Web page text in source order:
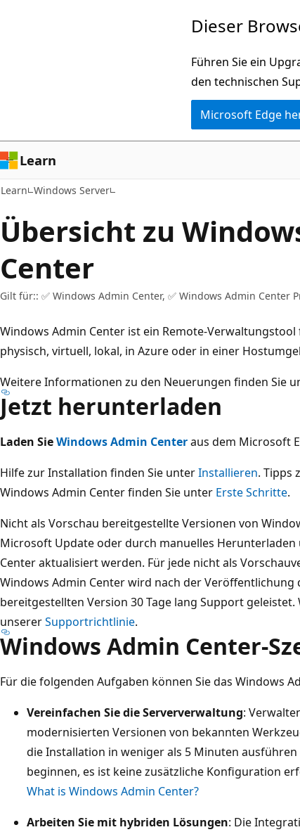
Dieser
Führen Sie ein
den technischen
Microsoft Edge
Learn
Learn Windows Server
Übersicht zu
Center
Gilt für:: ✅ Windows Admin Center, ✅ Windows Admin Center
Windows Admin Center ist ein Remote-
physisch, virtuell, lokal, in Azure oder in einer
Weitere Informationen zu den Neuerungen finden Sie
Jetzt herunterladen
Laden SieWindows Admin Centeraus dem Microsoft
Hilfe zur Installation finden Sie unterInstallieren. Tipps
Windows Admin Center finden Sie unter Erste Schritte.
Nicht als Vorschau bereitgestellte Versionen von
Microsoft Update oder durch manuelles
Center aktualisiert werden. Für jede nicht als
Windows Admin Center wird nach der Veröffentlichung
bereitgestellten Version 30 Tage lang Support
unsererSupportrichtlinie.
Windows Admin Center-
Für die folgenden Aufgaben können Sie das Windows
Vereinfachen Sie die Serververwaltung:
modernisierten Versionen von bekannten
die Installation in weniger als 5 Minuten
beginnen, es ist keine zusätzliche Konfiguration
What is Windows Admin Center?
Arbeiten Sie mit hybriden Lösungen: Die